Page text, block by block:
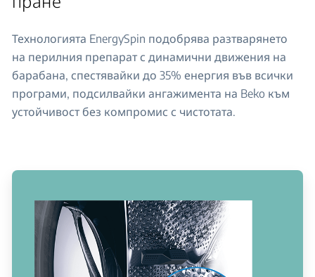
Технологията EnergySpin подобрява разтварянето
на перилния препарат с динамични движения на
барабана, спестявайки до 35% енергия във всички
програми, подсилвайки ангажимента на Beko към
устойчивост без компромис с чистотата.